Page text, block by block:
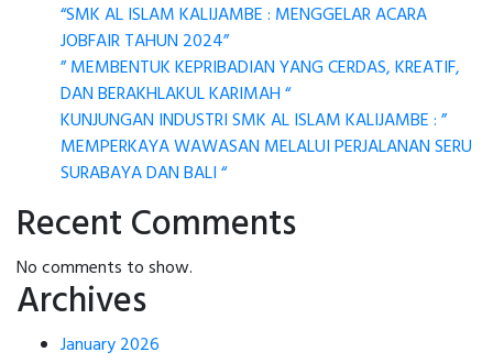
“SMK AL ISLAM KALIJAMBE : MENGGELAR ACARA
JOBFAIR TAHUN 2024”
” MEMBENTUK KEPRIBADIAN YANG CERDAS, KREATIF,
DAN BERAKHLAKUL KARIMAH “
KUNJUNGAN INDUSTRI SMK AL ISLAM KALIJAMBE : ”
MEMPERKAYA WAWASAN MELALUI PERJALANAN SERU
SURABAYA DAN BALI “
Recent Comments
No comments to show.
Archives
January 2026